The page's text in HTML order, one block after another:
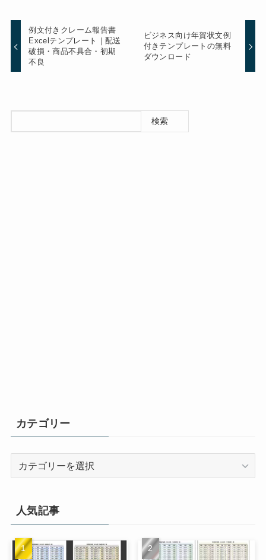
例文付きクレーム報告書
Excelテンプレート｜配送
破損・商品不具合・初期
不良
ビジネス向け年賀状文例
付きテンプレートの無料
ダウンロード
検索
カテゴリー
ー
人気記事